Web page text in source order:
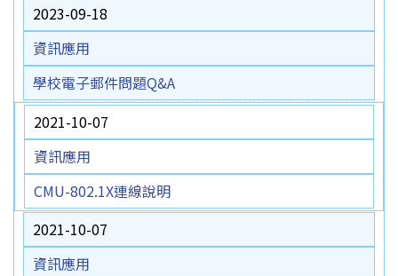
資訊服務
智慧財產權專區
AI助理(link is external)
2023-09-18
資訊應用
學校電子郵件問題Q&A
2021-10-07
資訊應用
CMU-802.1X連線說明
2021-10-07
資訊應用